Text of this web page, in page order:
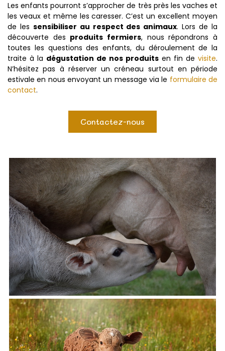
Les enfants pourront s’approcher de très près les vaches et
les veaux et même les caresser. C’est un excellent moyen
de les sensibiliser au respect des animaux. Lors de la
découverte des produits fermiers, nous répondrons à
toutes les questions des enfants, du déroulement de la
traite à la dégustation de nos produits en fin de visite.
N’hésitez pas à réserver un créneau surtout en période
estivale en nous envoyant un message via le formulaire de
contact.
Contactez-nous